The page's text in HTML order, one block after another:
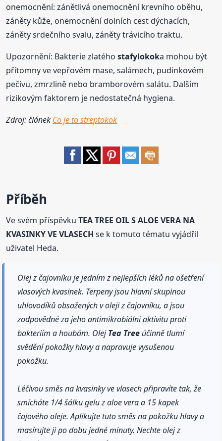
onemocnění: zánětlivá onemocnění krevního oběhu,
záněty kůže, onemocnění dolních cest dýchacích,
záněty srdečního svalu, záněty trávicího traktu.
Upozornění: Bakterie zlatéhostafylokoka mohou být
přítomny ve vepřovém mase, salámech, pudinkovém
pečivu, zmrzlině nebo bramborovém salátu. Dalším
rizikovým faktorem je nedostatečná hygiena.
Zdroj: článek Co je to streptokok
Příběh
Ve svém příspěvkuTEA TREE OIL S ALOE VERA NA
KVASINKY VE VLASECH se k tomuto tématu vyjádřil
uživatel Heda.
Olej z čajovníku je jedním z nejlepších léků na ošetření
vlasových kvasinek. Terpeny jsou hlavní skupinou
uhlovodíků obsažených v oleji z čajovníku, a jsou
zodpovědné za jeho antimikrobiální aktivitu proti
bakteriím a houbám. OlejTea Tree účinně tlumí
svědění pokožky hlavy a napravuje vysušenou
pokožku.
Léčivou směs na kvasinky ve vlasech připravíte tak, že
smícháte 1/4 šálku gelu z aloe vera a 15 kapek
čajového oleje. Aplikujte tuto směs na pokožku hlavy a
masírujte ji po dobu jedné minuty. Nechte olej z